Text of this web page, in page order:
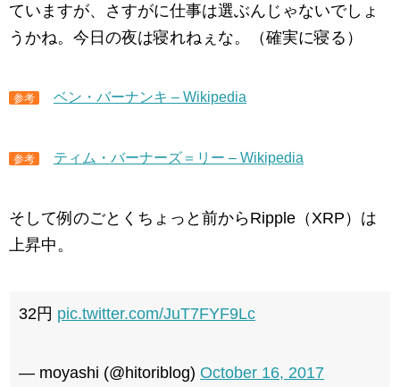
ていますが、さすがに仕事は選ぶんじゃないでしょ
うかね。今日の夜は寝れねぇな。（確実に寝る）
参考 ベン・バーナンキ – Wikipedia
参考 ティム・バーナーズ＝リー – Wikipedia
そして例のごとくちょっと前からRipple（XRP）は
上昇中。
32円 pic.twitter.com/JuT7FYF9Lc
— moyashi (@hitoriblog) October 16, 2017